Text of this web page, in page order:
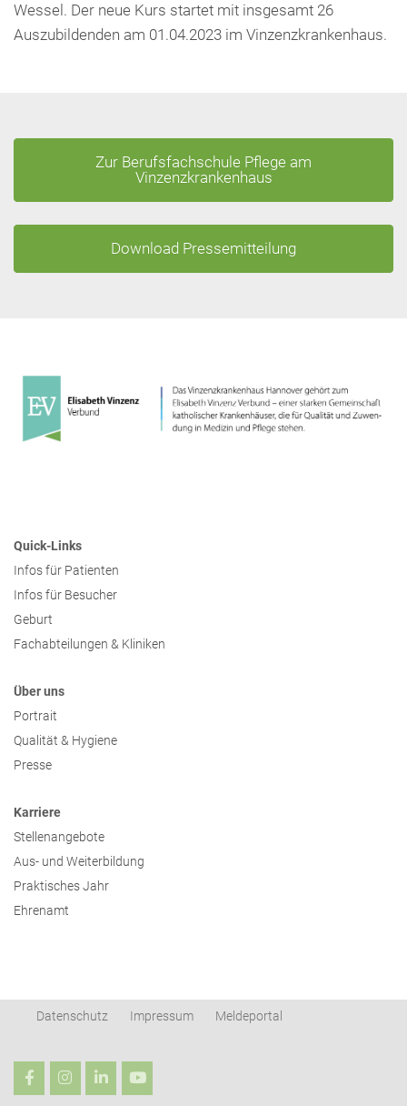
Wessel. Der neue Kurs startet mit insgesamt 26
Auszubildenden am 01.04.2023 im Vinzenzkrankenhaus.
Zur Berufsfachschule Pflege am
Vinzenzkrankenhaus
Download Pressemitteilung
Quick-Links
Infos für Patienten
Infos für Besucher
Geburt
Fachabteilungen & Kliniken
Über uns
Portrait
Qualität & Hygiene
Presse
Karriere
Stellenangebote
Aus- und Weiterbildung
Praktisches Jahr
Ehrenamt
Datenschutz Impressum Meldeportal